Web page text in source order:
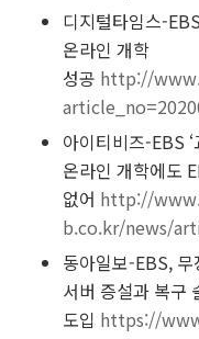
디지털타임스-
온라인 개학
성공 http://
아이티비즈-EBS
온라인 개학에도
없어 http://
b.co.kr/news/
동아일보-EBS,
서버 증설과 복구
도입 https://